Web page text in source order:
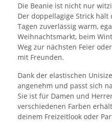
Die Beanie ist nicht nur
Der doppellagige Strick hält
Tagen zuverlässig warm,
Weihnachtsmarkt, beim
Weg zur nächsten Feier
mit Freunden.
Dank der elastischen
angenehm und passt sich
Sie ist für Damen und
verschiedenen Farben
deinem Freizeitlook oder